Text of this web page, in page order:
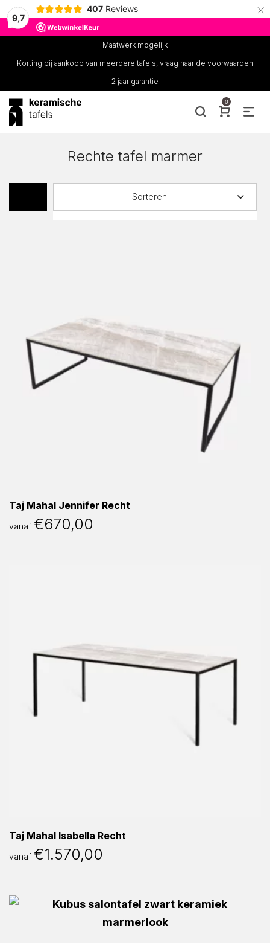
9,7
407 Reviews ×
Maatwerk mogelijk
Korting bij aankoop van meerdere tafels, vraag naar de voorwaarden
2 jaar garantie
0
Rechte tafel marmer
Sorteren
Taj Mahal Jennifer Recht
vanaf €670,00
Taj Mahal Isabella Recht
vanaf €1.570,00